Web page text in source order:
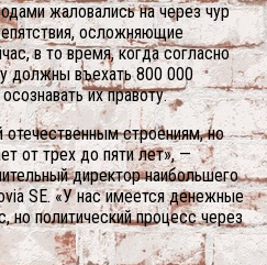
жаловались на через чур
осложняющие
в то время, когда согласно
должны въехать 800 000
их правоту.
строениям, но
от трех до пяти лет», —
директор наибольшего
SE.«У нас имеется денежные
но политический процесс через